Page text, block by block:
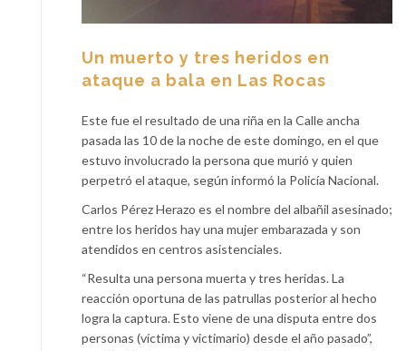
Un muerto y tres heridos en
ataque a bala en Las Rocas
Este fue el resultado de una riña en la Calle ancha
pasada las 10 de la noche de este domingo, en el que
estuvo involucrado la persona que murió y quien
perpetró el ataque, según informó la Policía Nacional.
Carlos Pérez Herazo es el nombre del albañil asesinado;
entre los heridos hay una mujer embarazada y son
atendidos en centros asistenciales.
“Resulta una persona muerta y tres heridas. La
reacción oportuna de las patrullas posterior al hecho
logra la captura. Esto viene de una disputa entre dos
personas (víctima y victimario) desde el año pasado”,